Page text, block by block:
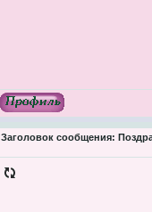
Заголовок сообщения: